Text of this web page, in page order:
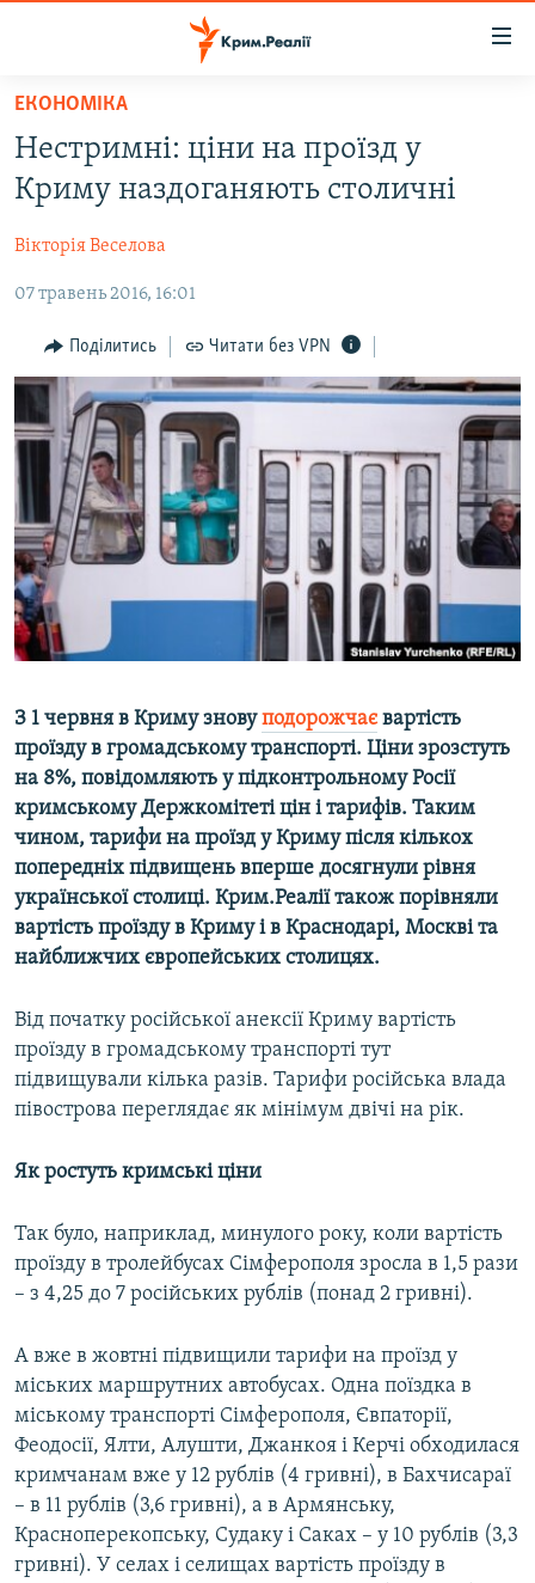
Перейти
основного
матеріалу
Перейти
до
навігації
Перейти
пошуку
ВОДА.КРИМ
ВІДЕО ТА ФОТО
ПОЛІТИКА
БЛОГИ
ПОГЛЯД
ІНТЕРВ'Ю
ВСЕ ЗА ДЕНЬ
СПЕЦПРОЕКТИ
ДЕПОРТАЦІЯ
ВІДЕОУРОКИ «ELIFBE»
СВІДЧЕННЯ ОКУПАЦІЇ
УКРАЇНСЬКА ПРОБЛЕМА КРИМУ
ЯК ОБІЙТИ БЛОКУВАННЯ
Русский
Qırımtatar
Усі сайти RFE/RL
ЕКОНОМІКА
Нестримні: ціни на проїзд у
Криму наздоганяють столичні
Вікторія Веселова
07 травень 2016, 16:01
Поділитись Читати без VPN
З 1 червня в Криму зновуподорожчаєвартість
проїзду в громадському транспорті. Ціни зрозстуть
на 8%, повідомляють у підконтрольному Росії
кримському Держкомітеті цін і тарифів. Таким
чином, тарифи на проїзд у Криму після кількох
попередніх підвищень вперше досягнули рівня
української столиці. Крим.Реалії також порівняли
вартість проїзду в Криму і в Краснодарі, Москві та
найближчих європейських столицях.
Від початку російської анексії Криму вартість
проїзду в громадському транспорті тут
підвищували кілька разів. Тарифи російська влада
півострова переглядає як мінімум двічі на рік.
Як ростуть кримські ціни
Так було, наприклад, минулого року, коли вартість
проїзду в тролейбусах Сімферополя зросла в 1,5 рази
– з 4,25 до 7 російських рублів (понад 2 гривні).
А вже в жовтні підвищили тарифи на проїзд у
міських маршрутних автобусах. Одна поїздка в
міському транспорті Сімферополя, Євпаторії,
Феодосії, Ялти, Алушти, Джанкоя і Керчі обходилася
кримчанам вже у 12 рублів (4 гривні), в Бахчисараї
– в 11 рублів (3,6 гривні), а в Армянську,
Красноперекопську, Судаку і Саках – у 10 рублів (3,3
гривні). У селах і селищах вартість проїзду в